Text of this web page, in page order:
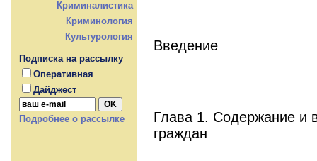
Криминалистика
Криминология
Культурология
Подписка на рассылку
Оперативная
Дайджест
Подробнее о рассылке
Введение
Глава 1. Содержание и